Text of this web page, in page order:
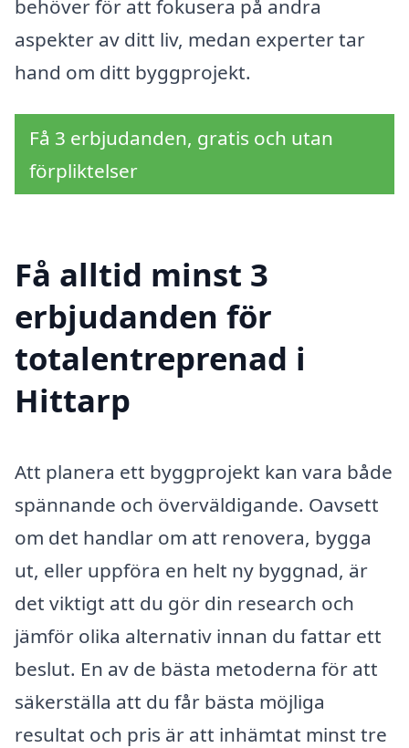
behöver för att fokusera på andra
aspekter av ditt liv, medan experter tar
hand om ditt byggprojekt.
Få 3 erbjudanden, gratis och utan
förpliktelser
Få alltid minst 3
erbjudanden för
totalentreprenad i
Hittarp
Att planera ett byggprojekt kan vara både
spännande och överväldigande. Oavsett
om det handlar om att renovera, bygga
ut, eller uppföra en helt ny byggnad, är
det viktigt att du gör din research och
jämför olika alternativ innan du fattar ett
beslut. En av de bästa metoderna för att
säkerställa att du får bästa möjliga
resultat och pris är att inhämtat minst tre